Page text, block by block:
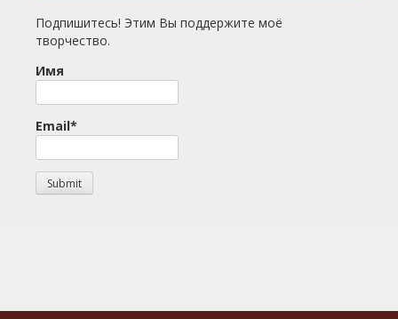
Подпишитесь! Этим Вы поддержите моё
творчество.
Имя
Email*